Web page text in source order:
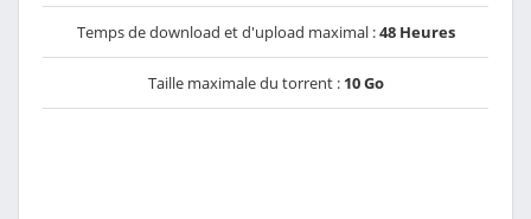
Temps de download et d'upload maximal :48 Heures
Taille maximale du torrent : 10 Go